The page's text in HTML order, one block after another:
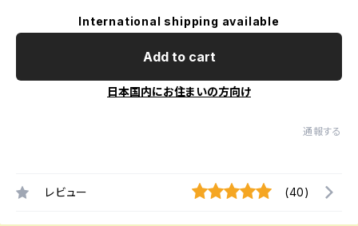
International shipping available
Add to cart
日本国内にお住まいの方向け
通報する
レビュー (40)